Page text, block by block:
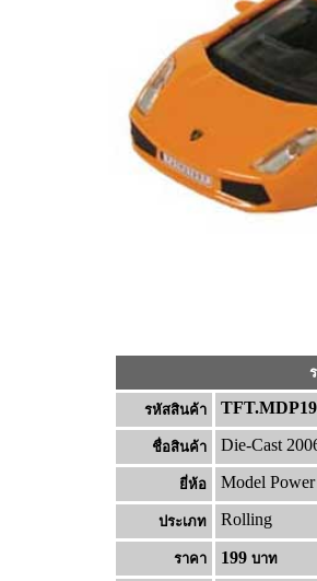
รหัสสินค้า
ชื่อสินค้า Die-Cast
ยี่ห้อ Model Power
ประเภท Rolling
ราคา 199 บาท